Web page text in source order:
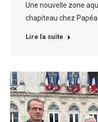
Une nouvelle zone
chapiteau chez Papéa
Lire la suite